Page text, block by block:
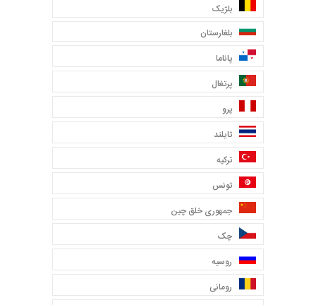
بلژیک
بلغارستان
پاناما
پرتغال
پرو
تایلند
ترکیه
تونس
جمهوری خلق چین
چک
روسیه
رومانی